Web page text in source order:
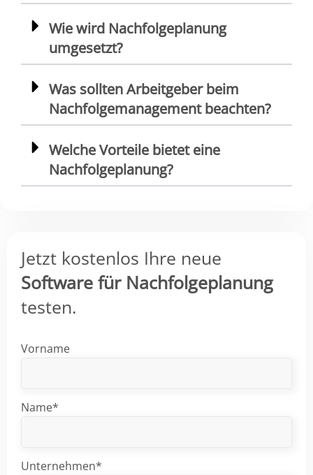
Wie wird Nachfolgeplanung
umgesetzt?
Was sollten Arbeitgeber beim
Nachfolgemanagement beachten?
Welche Vorteile bietet eine
Nachfolgeplanung?
Jetzt kostenlos Ihre neue
Software für Nachfolgeplanung
testen.
Vorname
Name*
Unternehmen*